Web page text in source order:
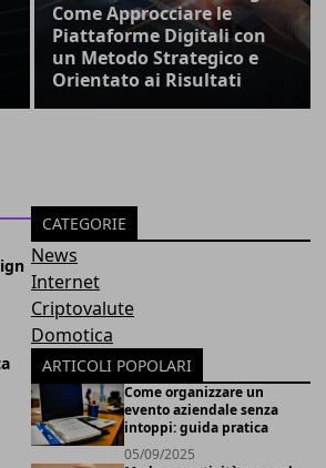
Come Approcciare le
Piattaforme Digitali con
un Metodo Strategico e
Orientato ai Risultati
CATEGORIE
News
Internet
Criptovalute
Domotica
ARTICOLI POPOLARI
Come organizzare un
evento aziendale senza
intoppi: guida pratica
05/09/2025